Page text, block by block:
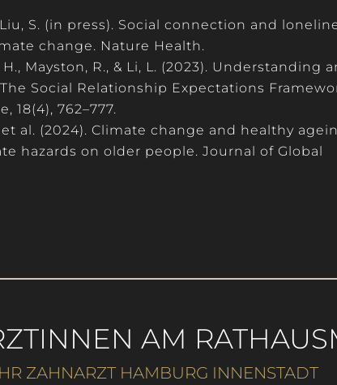
S. (in press). Social connection and
change. Nature Health.
Mayston, R., & Li, L. (2023). Understanding
Social Relationship Expectations
, 18(4), 762–777.
et al. (2024). Climate change and healthy
hazards on older people.Journal of Global
AM
ZAHNARZT HAMBURG INNENSTADT